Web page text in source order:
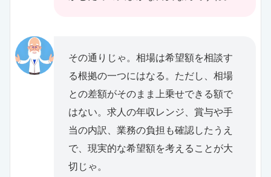
その通りじゃ。相場は希望額を相談す
る根拠の一つにはなる。ただし、相場
との差額がそのまま上乗せできる額で
はない。求人の年収レンジ、賞与や手
当の内訳、業務の負担も確認したうえ
で、現実的な希望額を考えることが大
切じゃ。